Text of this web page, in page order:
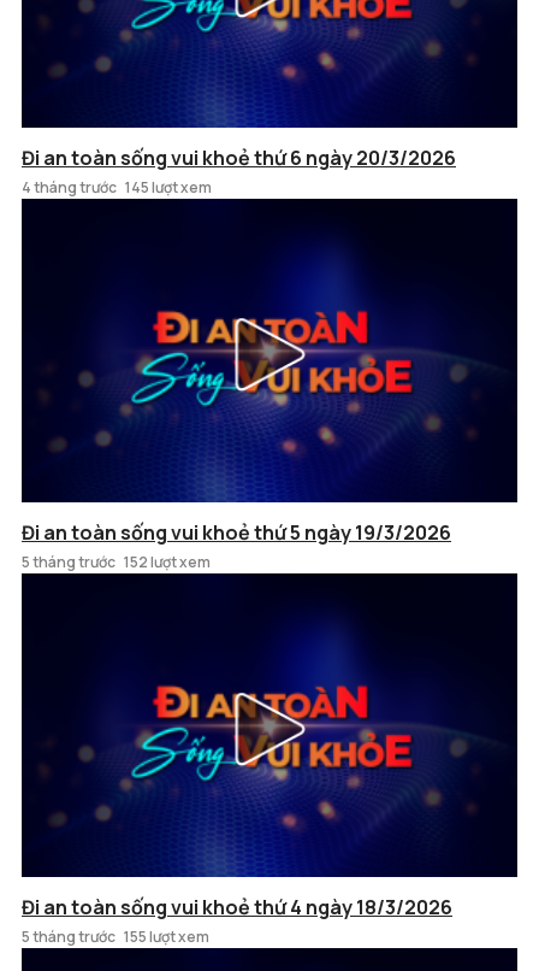
Đi an toàn sống vui khoẻ thứ 6 ngày 20/3/2026
4 tháng trước 145 lượt xem
Đi an toàn sống vui khoẻ thứ 5 ngày 19/3/2026
5 tháng trước 152 lượt xem
Đi an toàn sống vui khoẻ thứ 4 ngày 18/3/2026
5 tháng trước 155 lượt xem